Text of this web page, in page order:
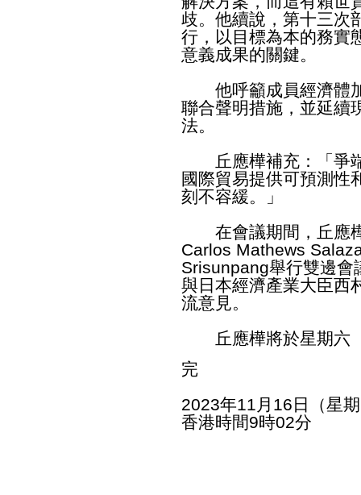
歧。他續說，第十三次
行，以目標為本的務實
意義成果的關鍵。
他呼籲成員經濟體加
聯合聲明措施，並延續
法。
丘應樺補充：「爭端
國際貿易提供可預測性
刻不容緩。」
在會議期間，丘應樺
Carlos Mathews
Srisunpang舉行雙邊會
與日本經濟產業大臣西
流意見。
丘應樺將於星期六（
完
2023年11月16日（星
香港時間9時02分